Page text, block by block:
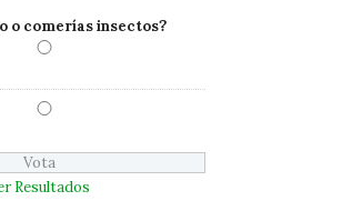
o comerías insectos?
Resultados